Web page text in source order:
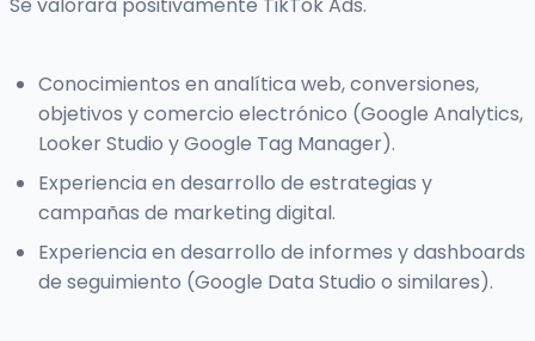
Se valorará positivamente TikTok Ads.
Conocimientos en analítica web, conversiones,
objetivos y comercio electrónico (Google Analytics,
Looker Studio y Google Tag Manager).
Experiencia en desarrollo de estrategias y
campañas de marketing digital.
Experiencia en desarrollo de informes y dashboards
de seguimiento (Google Data Studio o similares).